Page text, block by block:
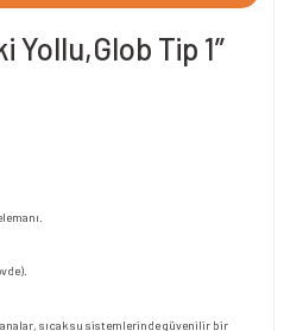
Yollu,Glob Tip 1”
sıcak su sistemlerinde güvenilir bir